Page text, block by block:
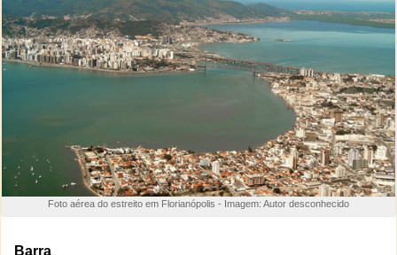
Foto aérea do estreito em Florianópolis - Imagem: Autor desconhecido
Barra